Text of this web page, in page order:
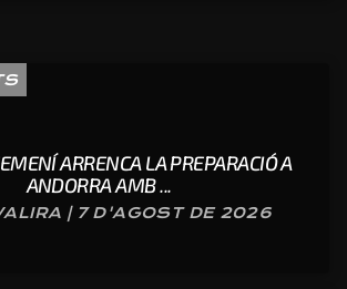
ARRENCA LA PREPARACIÓ A
ANDORRA AMB ...
| 7 D'AGOST DE 2026